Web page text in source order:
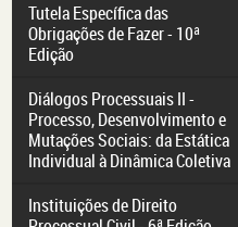
Tutela Específica das
Obrigações de Fazer - 10ª
Edição
Diálogos Processuais II -
Processo, Desenvolvimento e
Mutações Sociais: da Estática
Individual à Dinâmica Coletiva
Instituições de Direito